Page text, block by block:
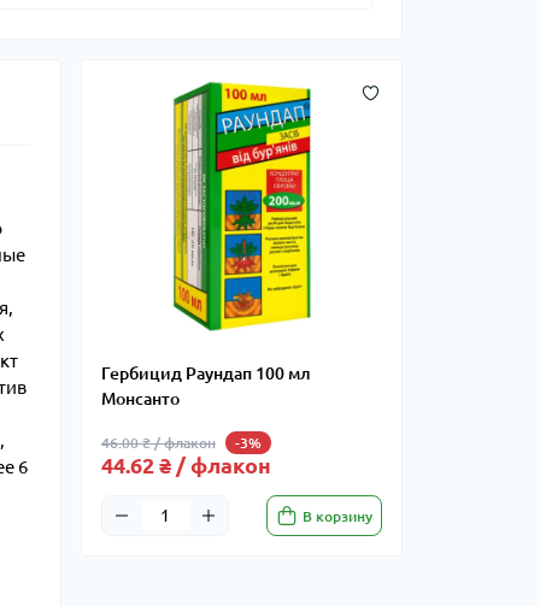
Гербицид Раундап 100 мл
Монсанто
46.00 ₴ / флакон -3%
44.62 ₴ / флакон
В корзину
6